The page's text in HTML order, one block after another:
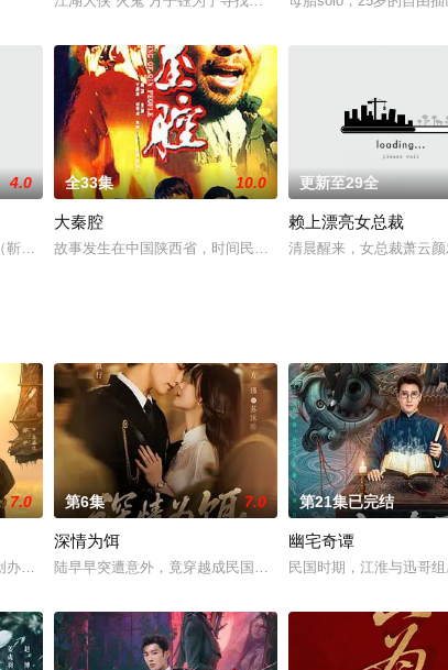
4.0
东 饰）临危受命，团结广大干部群众，加强党风廉政建设，挽回流
全33集 10.0
大秦腔
故事发生在中国陕西省，时间民国六年（公元1927年）死囚
更新至29全
赖上漂亮女总裁
清晨醒来，女总裁萧云
逾白，我喜欢你，哲学和生物
7.0
大生企业，实业报国的故事。甲午战争后，国家蒙羞，张謇虽高中
第6集 7.0
深情为饵
陆早早突遭意外，竟穿越成民国少夫人苏沐晚，醒来，却是
第21集已完结
幽宅奇谭
民国时期，江淮与迅哥组